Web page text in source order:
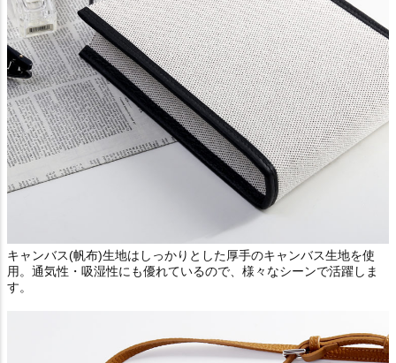
キャンバス(帆布)生地はしっかりとした厚手のキャンバス生地を使
用。通気性・吸湿性にも優れているので、様々なシーンで活躍しま
す。